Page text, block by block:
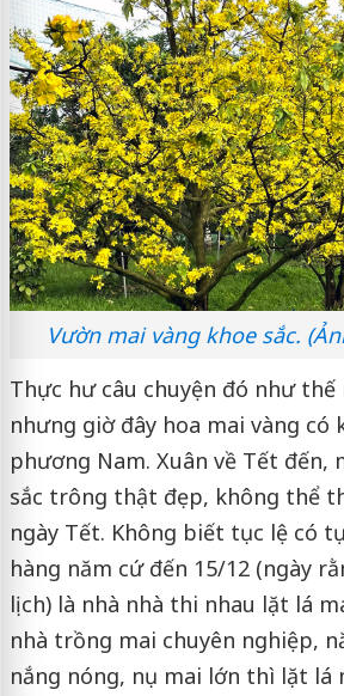
Vườn mai vàng khoe sắc.
Thực hư câu chuyện đó như thế
nhưng giờ đây hoa mai vàng có
phương Nam. Xuân về Tết đến,
sắc trông thật đẹp, không thể
ngày Tết. Không biết tục lệ có
hàng năm cứ đến 15/12 (ngày
lịch) là nhà nhà thi nhau lặt lá
nhà trồng mai chuyên nghiệp,
nắng nóng, nụ mai lớn thì lặt lá